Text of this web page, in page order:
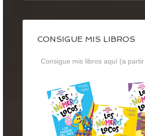
CONSIGUE MIS LIBROS
Consigue mis libros aquí (a